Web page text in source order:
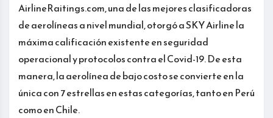
AirlineRaitings.com, una de las mejores clasificadoras
de aerolíneas a nivel mundial, otorgó a SKY Airline la
máxima calificación existente en seguridad
operacional y protocolos contra el Covid-19. De esta
manera, la aerolínea de bajo costo se convierte en la
única con 7 estrellas en estas categorías, tanto en Perú
como en Chile.